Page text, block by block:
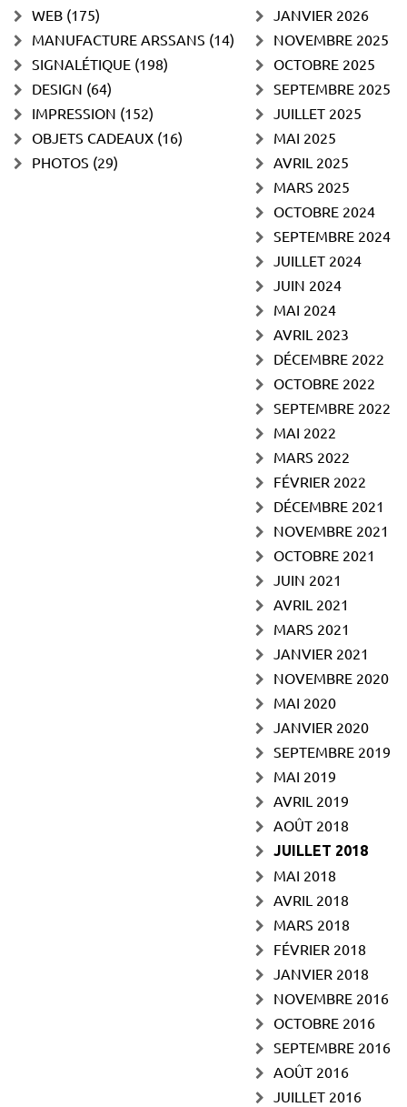
WEB (175)
MANUFACTURE ARSSANS (14)
SIGNALÉTIQUE (198)
DESIGN (64)
IMPRESSION (152)
OBJETS CADEAUX (16)
PHOTOS (29)
JANVIER 2026
NOVEMBRE 2025
OCTOBRE 2025
SEPTEMBRE 2025
JUILLET 2025
MAI 2025
AVRIL 2025
MARS 2025
OCTOBRE 2024
SEPTEMBRE 2024
JUILLET 2024
JUIN 2024
MAI 2024
AVRIL 2023
DÉCEMBRE 2022
OCTOBRE 2022
SEPTEMBRE 2022
MAI 2022
MARS 2022
FÉVRIER 2022
DÉCEMBRE 2021
NOVEMBRE 2021
OCTOBRE 2021
JUIN 2021
AVRIL 2021
MARS 2021
JANVIER 2021
NOVEMBRE 2020
MAI 2020
JANVIER 2020
SEPTEMBRE 2019
MAI 2019
AVRIL 2019
AOÛT 2018
JUILLET 2018
MAI 2018
AVRIL 2018
MARS 2018
FÉVRIER 2018
JANVIER 2018
NOVEMBRE 2016
OCTOBRE 2016
SEPTEMBRE 2016
AOÛT 2016
JUILLET 2016